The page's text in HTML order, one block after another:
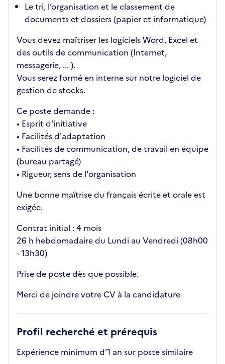
Le tri, l’organisation et le classement de
documents et dossiers (papier et informatique)
Vous devez maîtriser les logiciels Word, Excel et
des outils de communication (Internet,
messagerie, ... ).
Vous serez formé en interne sur notre logiciel de
gestion de stocks.
Ce poste demande :
• Esprit d'initiative
• Facilités d'adaptation
• Facilités de communication, de travail en équipe
(bureau partagé)
• Rigueur, sens de l'organisation
Une bonne maîtrise du français écrite et orale est
exigée.
Contrat initial : 4 mois
26 h hebdomadaire du Lundi au Vendredi (08h00
- 13h30)
Prise de poste dès que possible.
Merci de joindre votre CV à la candidature
Profil recherché et prérequis
Expérience minimum d'1 an sur poste similaire